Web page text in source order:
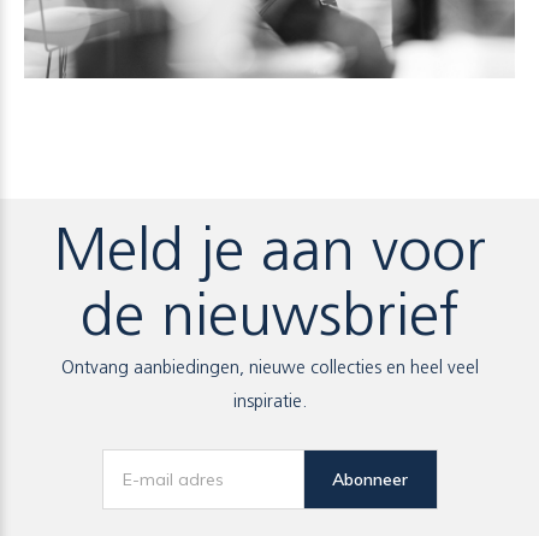
Meld je aan voor
de nieuwsbrief
Ontvang aanbiedingen, nieuwe collecties en heel veel
inspiratie.
Abonneer